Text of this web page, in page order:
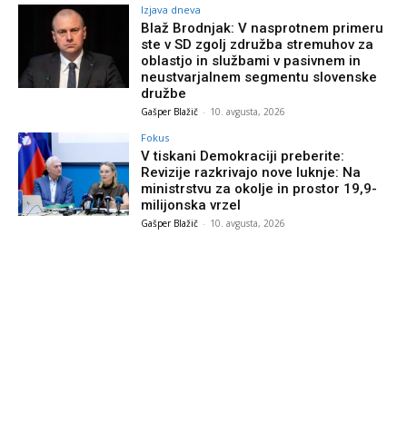
Izjava dneva
Blaž Brodnjak: V nasprotnem primeru
ste v SD zgolj združba stremuhov za
oblastjo in službami v pasivnem in
neustvarjalnem segmentu slovenske
družbe
Gašper Blažič - 10. avgusta, 2026
Fokus
V tiskani Demokraciji preberite:
Revizije razkrivajo nove luknje: Na
ministrstvu za okolje in prostor 19,9-
milijonska vrzel
Gašper Blažič - 10. avgusta, 2026